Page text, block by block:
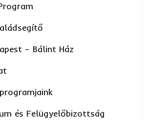
– Bálint Ház
és Felügyelőbizottság